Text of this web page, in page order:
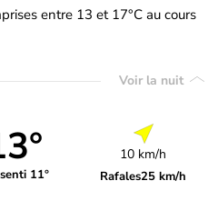
entre 13 et 17°C au cours
Voir la nuit
11°
10 km/h
Rafales25 km/h